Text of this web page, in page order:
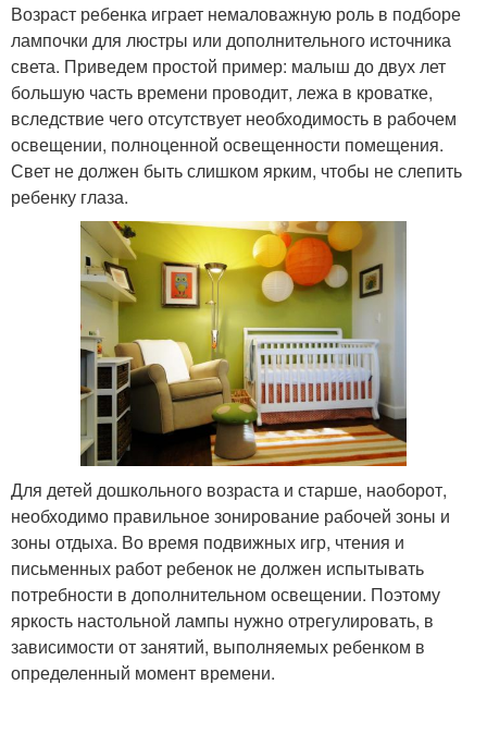
Возраст ребенка играет немаловажную роль в подборе
лампочки для люстры или дополнительного источника
света. Приведем простой пример: малыш до двух лет
большую часть времени проводит, лежа в кроватке,
вследствие чего отсутствует необходимость в рабочем
освещении, полноценной освещенности помещения.
Свет не должен быть слишком ярким, чтобы не слепить
ребенку глаза.
Для детей дошкольного возраста и старше, наоборот,
необходимо правильное зонирование рабочей зоны и
зоны отдыха. Во время подвижных игр, чтения и
письменных работ ребенок не должен испытывать
потребности в дополнительном освещении. Поэтому
яркость настольной лампы нужно отрегулировать, в
зависимости от занятий, выполняемых ребенком в
определенный момент времени.